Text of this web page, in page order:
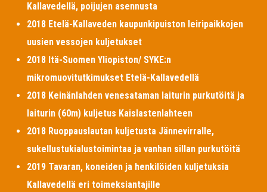
Kallavedellä, poijujen asennusta
2018 Etelä-Kallaveden kaupunkipuiston leiripaikkojen
uusien vessojen kuljetukset
2018 Itä-Suomen Yliopiston/ SYKE:n
mikromuovitutkimukset Etelä-Kallavedellä
2018 Keinänlahden venesataman laiturin purkutöitä ja
laiturin (60m) kuljetus Kaislastenlahteen
2018 Ruoppauslautan kuljetusta Jännevirralle,
sukellustukialustoimintaa ja vanhan sillan purkutöitä
2019 Tavaran, koneiden ja henkilöiden kuljetuksia
Kallavedellä eri toimeksiantajille